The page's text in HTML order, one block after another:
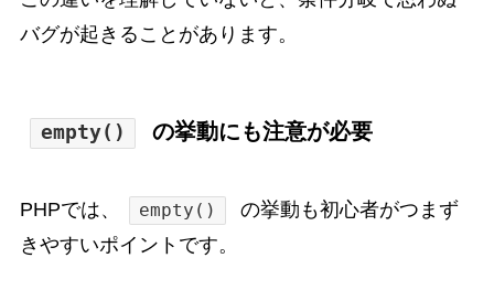
バグが起きることがあります。
empty() の挙動にも注意が必要
PHPでは、 empty()
の挙動も初心者がつまず
きやすいポイントです。